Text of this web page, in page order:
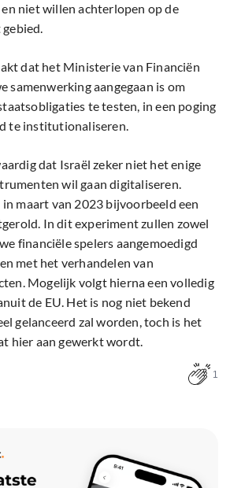
niet willen achterlopen op de
dat het Ministerie van Financiën
samenwerking aangegaan is om
te testen, in een poging
te institutionaliseren.
dat Israël zeker niet het enige
wil gaan digitaliseren.
maart van 2023 bijvoorbeeld een
In dit experiment zullen zowel
financiële spelers aangemoedigd
met het verhandelen van
Mogelijk volgt hierna een volledig
de EU. Het is nog niet bekend
gelanceerd zal worden, toch is het
hier aan gewerkt wordt.
1